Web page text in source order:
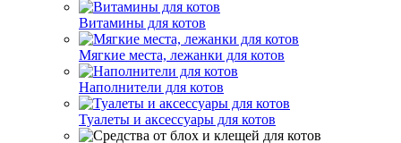
Витамины для котов
Мягкие места, лежанки для котов
Наполнители для котов
Туалеты и аксессуары для котов